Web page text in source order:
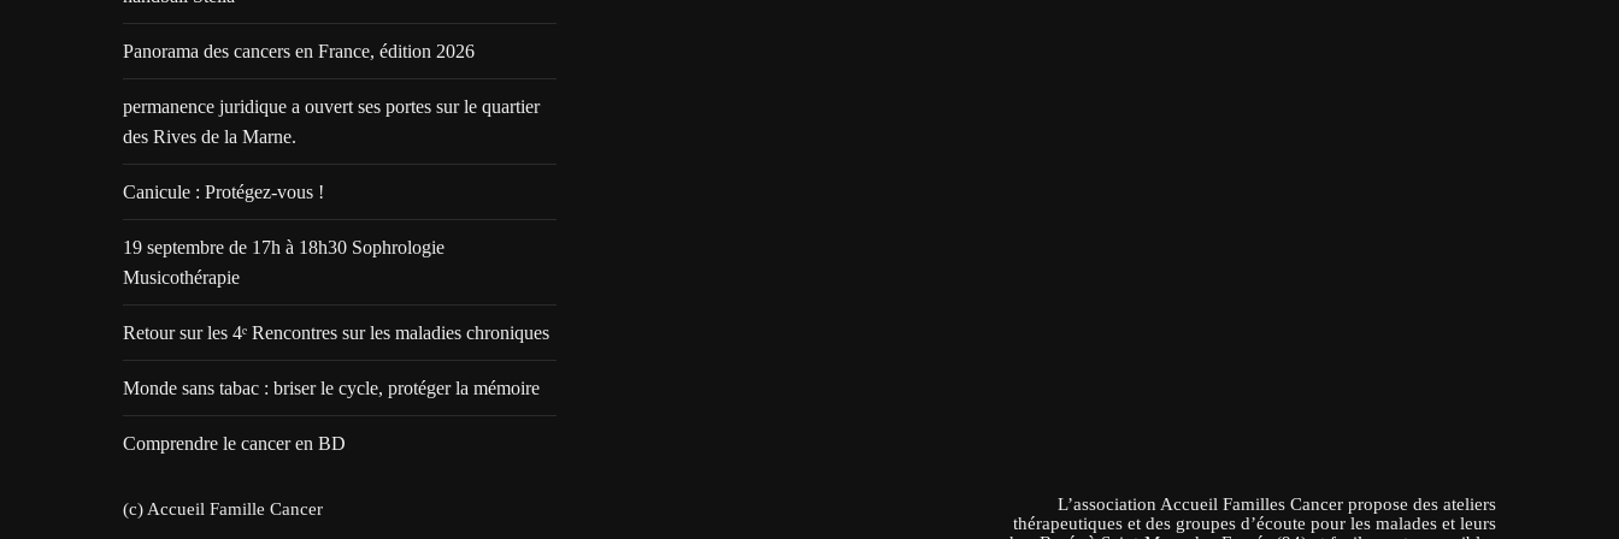
Panorama des cancers en France, édition 2026
permanence juridique a ouvert ses portes sur le quartier
des Rives de la Marne.
Canicule : Protégez-vous !
19 septembre de 17h à 18h30 Sophrologie
Musicothérapie
Retour sur les 4ᵉ Rencontres sur les maladies chroniques
Monde sans tabac : briser le cycle, protéger la mémoire
Comprendre le cancer en BD
(c) Accueil Famille Cancer
L’association Accueil Familles Cancer propose des ateliers
thérapeutiques et des groupes d’écoute pour les malades et leurs